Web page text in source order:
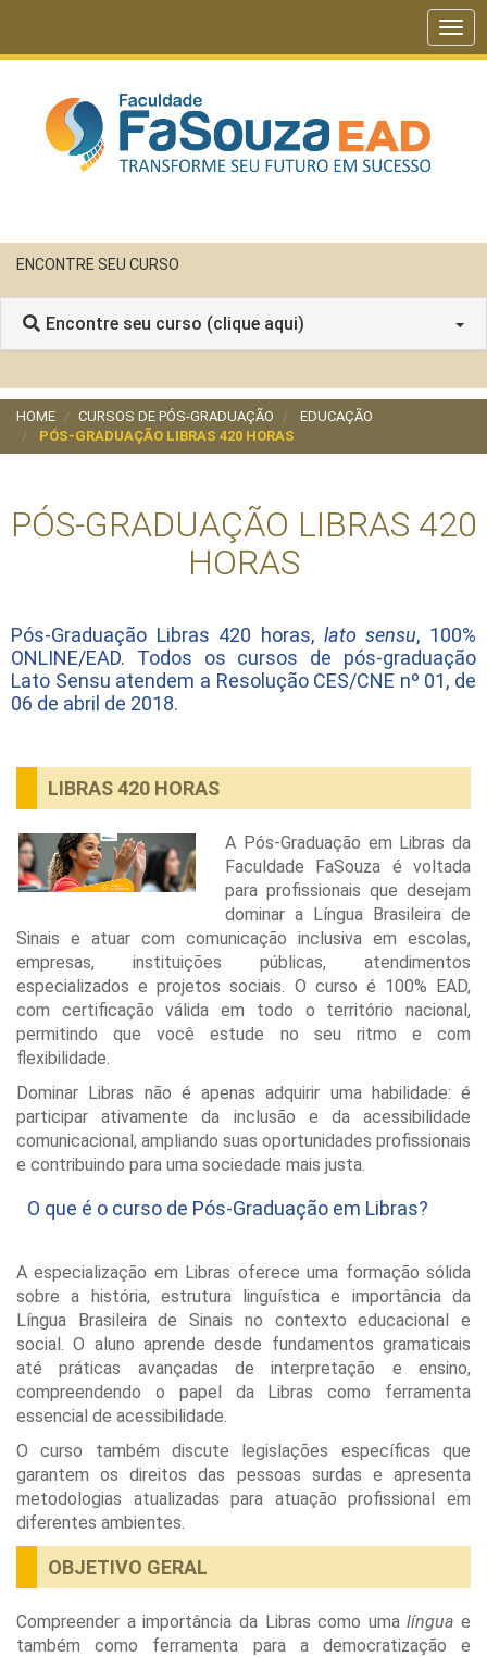
ENCONTRE SEU CURSO
Encontre seu curso (clique aqui)
HOME CURSOS DE PÓS-GRADUAÇÃO
EDUCAÇÃO
PÓS-GRADUAÇÃO LIBRAS 420 HORAS
PÓS-GRADUAÇÃO LIBRAS 420
HORAS
Pós-Graduação Libras 420 horas, lato sensu, 100%
ONLINE/EAD. Todos os cursos de pós-graduação
Lato Sensu atendem a Resolução CES/CNE nº 01, de
06 de abril de 2018.
LIBRAS 420 HORAS
A Pós-Graduação em Libras da
Faculdade FaSouza é voltada
para profissionais que desejam
dominar a Língua Brasileira de
Sinais e atuar com comunicação inclusiva em escolas,
empresas, instituições públicas, atendimentos
especializados e projetos sociais. O curso é 100% EAD,
com certificação válida em todo o território nacional,
permitindo que você estude no seu ritmo e com
flexibilidade.
Dominar Libras não é apenas adquirir uma habilidade: é
participar ativamente da inclusão e da acessibilidade
comunicacional, ampliando suas oportunidades profissionais
e contribuindo para uma sociedade mais justa.
O que é o curso de Pós-Graduação em Libras?
A especialização em Libras oferece uma formação sólida
sobre a história, estrutura linguística e importância da
Língua Brasileira de Sinais no contexto educacional e
social. O aluno aprende desde fundamentos gramaticais
até práticas avançadas de interpretação e ensino,
compreendendo o papel da Libras como ferramenta
essencial de acessibilidade.
O curso também discute legislações específicas que
garantem os direitos das pessoas surdas e apresenta
metodologias atualizadas para atuação profissional em
diferentes ambientes.
OBJETIVO GERAL
Compreender a importância da Libras como umalíngua e
também como ferramenta para a democratização e